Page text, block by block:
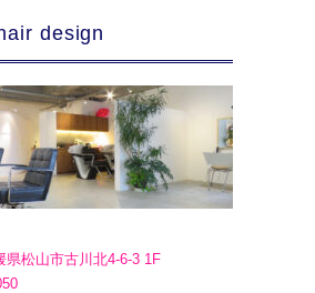
design
県松山市古川北4-6-3 1F